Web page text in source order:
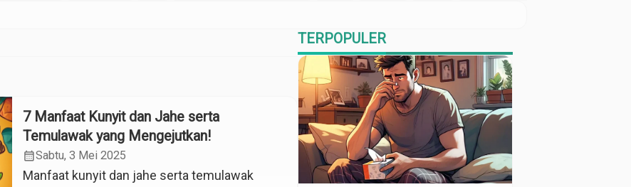
7 Manfaat Kunyit dan Jahe serta
Temulawak yang Mengejutkan!
calendar_monthSabtu, 3 Mei 2025
Manfaat kunyit dan jahe serta temulawak
TERPOPULER